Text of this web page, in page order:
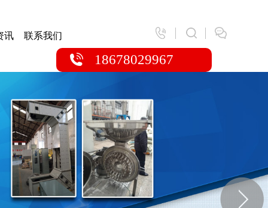
讯 联系我们
18678029967